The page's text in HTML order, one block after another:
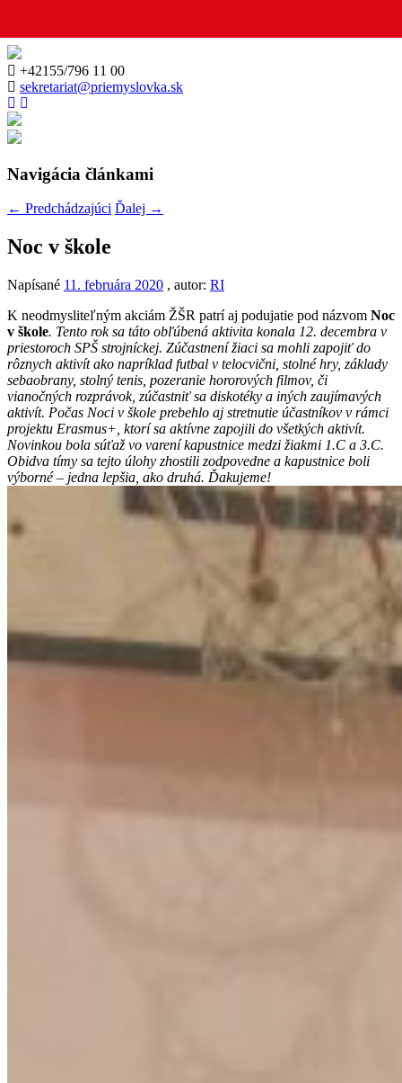
+42155/796 11 00
sekretariat@priemyslovka.sk
Navigácia článkami
← Predchádzajúci Ďalej →
Noc v škole
Napísané 11. februára 2020 , autor: RI
K neodmysliteľným akciám ŽŠR patrí aj podujatie pod názvom Noc
v škole. Tento rok sa táto obľúbená aktivita konala 12. decembra v
priestoroch SPŠ strojníckej. Zúčastnení žiaci sa mohli zapojiť do
rôznych aktivít ako napríklad futbal v telocvični, stolné hry, základy
sebaobrany, stolný tenis, pozeranie hororových filmov, či
vianočných rozprávok, zúčastniť sa diskotéky a iných zaujímavých
aktivít. Počas Noci v škole prebehlo aj stretnutie účastníkov v rámci
projektu Erasmus+, ktorí sa aktívne zapojili do všetkých aktivít.
Novinkou bola súťaž vo varení kapustnice medzi žiakmi 1.C a 3.C.
Obidva tímy sa tejto úlohy zhostili zodpovedne a kapustnice boli
výborné – jedna lepšia, ako druhá. Ďakujeme!